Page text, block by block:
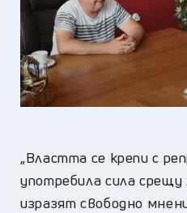
„Властта се крепи с
употребила сила срещу
изразят свободно